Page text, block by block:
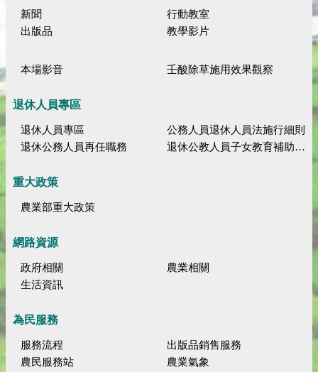
新聞
行動教室
出版品
教學影片
本場影音 壬酸除草施用效果觀察
退休人員專區
退休人員專區
公務人員退休人員法施行細則
退休公務人員再任職務
退休公教人員子女教育補助規定
重大政策
農業部重大政策
網路資源
政府相關
農業相關
生活資訊
為民服務
服務流程
出版品銷售服務
農民服務站
農業氣象